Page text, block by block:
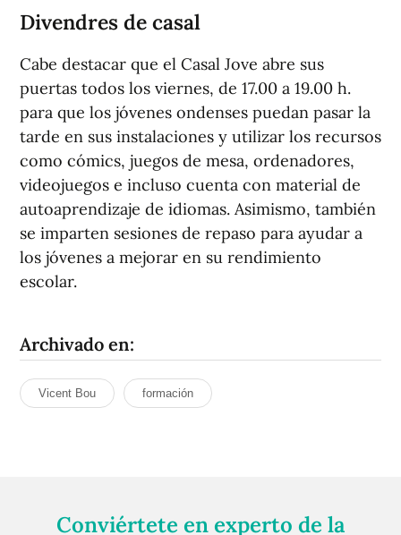
Divendres de casal
Cabe destacar que el Casal Jove abre sus
puertas todos los viernes, de 17.00 a 19.00 h.
para que los jóvenes ondenses puedan pasar la
tarde en sus instalaciones y utilizar los recursos
como cómics, juegos de mesa, ordenadores,
videojuegos e incluso cuenta con material de
autoaprendizaje de idiomas. Asimismo, también
se imparten sesiones de repaso para ayudar a
los jóvenes a mejorar en su rendimiento
escolar.
Archivado en:
Vicent Bou formación
Conviértete en experto de la